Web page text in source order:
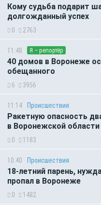
Кому судьба подарит
долгожданный успех
0 2763
11:48 Я – репортёр
40 домов в Воронеже
обещанного
6 3956
11:14 Происшествия
Ракетную опасность
в Воронежской области
0 1183
10:40 Происшествия
18-летний парень,
пропал в Воронеже
0 1482